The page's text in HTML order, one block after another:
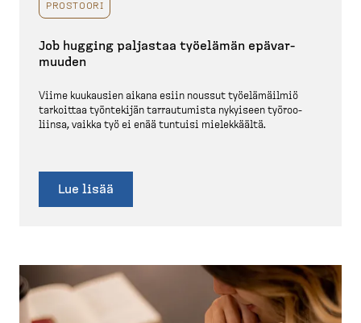
PROSTOORI
Job hugging paljastaa työelämän epävar­
muuden
Viime kuukausien aikana esiin noussut työelä­mäilmiö
tarkoittaa työntekijän tarrau­tumista nykyiseen työroo­
liinsa, vaikka työ ei enää tuntuisi mielek­käältä.
Lue lisää